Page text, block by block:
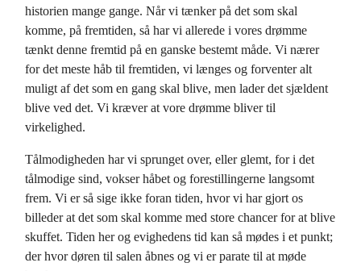
historien mange gange. Når vi tænker på det som skal
komme, på fremtiden, så har vi allerede i vores drømme
tænkt denne fremtid på en ganske bestemt måde. Vi nærer
for det meste håb til fremtiden, vi længes og forventer alt
muligt af det som en gang skal blive, men lader det sjældent
blive ved det. Vi kræver at vore drømme bliver til
virkelighed.
Tålmodigheden har vi sprunget over, eller glemt, for i det
tålmodige sind, vokser håbet og forestillingerne langsomt
frem. Vi er så sige ikke foran tiden, hvor vi har gjort os
billeder at det som skal komme med store chancer for at blive
skuffet. Tiden her og evighedens tid kan så mødes i et punkt;
der hvor døren til salen åbnes og vi er parate til at møde